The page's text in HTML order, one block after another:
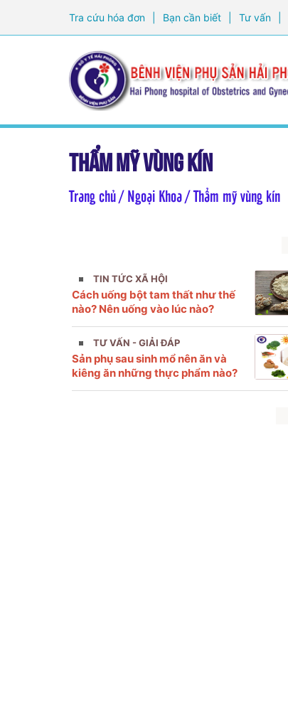
Tra cứu hóa đơn Bạn cần biết Tư vấn
Thẩm mỹ vùng kín
Trang chủ/ Ngoại Khoa / Thẩm mỹ vùng kín
TIN TỨC XÃ HỘI
Cách uống bột tam thất như thế
nào? Nên uống vào lúc nào?
TƯ VẤN - GIẢI ĐÁP
Sản phụ sau sinh mổ nên ăn và
kiêng ăn những thực phẩm nào?